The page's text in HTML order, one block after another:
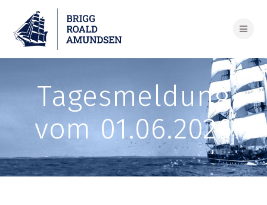
Tagesmeldung
vom 01.06.2026